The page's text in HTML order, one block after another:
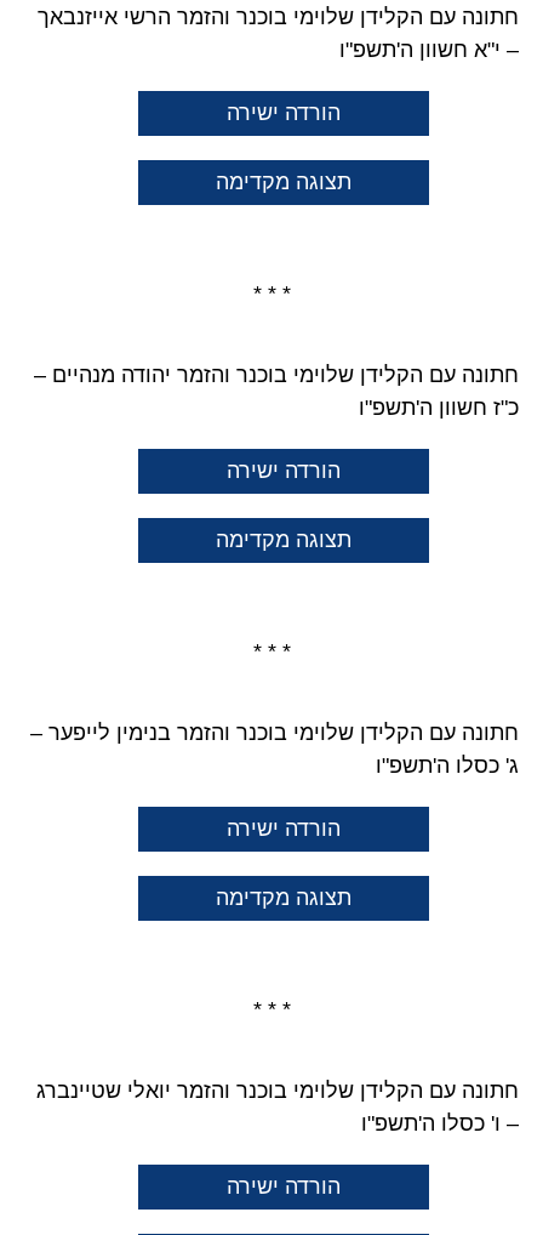
חתונה עם הקלידן שלוימי בוכנר והזמר הרשי אייזנבאך
– י"א חשוון ה'תשפ"ו
הורדה ישירה
תצוגה מקדימה
* * *
חתונה עם הקלידן שלוימי בוכנר והזמר יהודה מנהיים –
כ"ז חשוון ה'תשפ"ו
הורדה ישירה
תצוגה מקדימה
* * *
חתונה עם הקלידן שלוימי בוכנר והזמר בנימין לייפער –
ג' כסלו ה'תשפ"ו
הורדה ישירה
תצוגה מקדימה
* * *
חתונה עם הקלידן שלוימי בוכנר והזמר יואלי שטיינברג
– ו' כסלו ה'תשפ"ו
הורדה ישירה